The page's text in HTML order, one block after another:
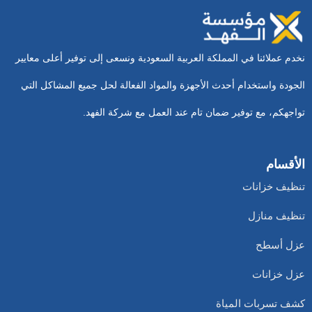
نخدم عملائنا في المملكة العربية السعودية ونسعى إلى توفير أعلى معايير
الجودة واستخدام أحدث الأجهزة والمواد الفعالة لحل جميع المشاكل التي
تواجهكم، مع توفير ضمان تام عند العمل مع شركة الفهد.
الأقسام
تنظيف خزانات
تنظيف منازل
عزل أسطح
عزل خزانات
كشف تسربات المياة